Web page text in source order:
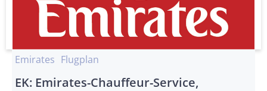
Emirates Flugplan
EK: Emirates-Chauffeur-Service,